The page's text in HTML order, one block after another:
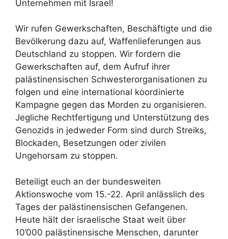
Unternehmen mit Israel!
Wir rufen Gewerkschaften, Beschäftigte und die
Bevölkerung dazu auf, Waffenlieferungen aus
Deutschland zu stoppen. Wir fordern die
Gewerkschaften auf, dem Aufruf ihrer
palästinensischen Schwesterorganisationen zu
folgen und eine international koordinierte
Kampagne gegen das Morden zu organisieren.
Jegliche Rechtfertigung und Unterstützung des
Genozids in jedweder Form sind durch Streiks,
Blockaden, Besetzungen oder zivilen
Ungehorsam zu stoppen.
Beteiligt euch an der bundesweiten
Aktionswoche vom 15.-22. April anlässlich des
Tages der palästinensischen Gefangenen.
Heute hält der israelische Staat weit über
10’000 palästinensische Menschen, darunter